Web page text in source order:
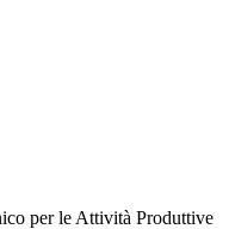
per le Attività Produttive